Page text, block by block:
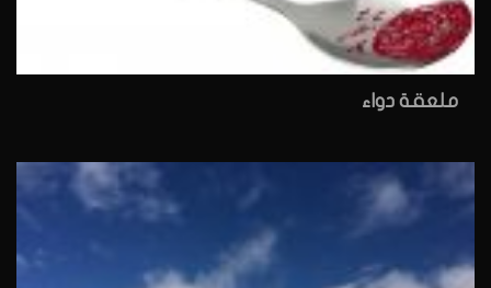
ملعقة دواء